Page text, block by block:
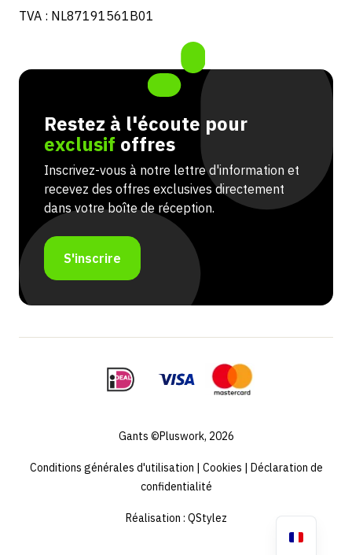
TVA : NL87191561B01
Restez à l'écoute pour
exclusif offres
Inscrivez-vous à notre lettre d'information et
recevez des offres exclusives directement
dans votre boîte de réception.
S'inscrire
Gants ©Pluswork, 2026
Conditions générales d'utilisation | Cookies | Déclaration de
confidentialité
Réalisation : QStylez